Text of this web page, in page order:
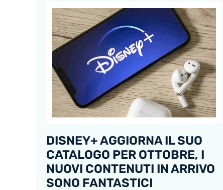
DISNEY+ AGGIORNA IL SUO
CATALOGO PER OTTOBRE, I
NUOVI CONTENUTI IN ARRIVO
SONO FANTASTICI